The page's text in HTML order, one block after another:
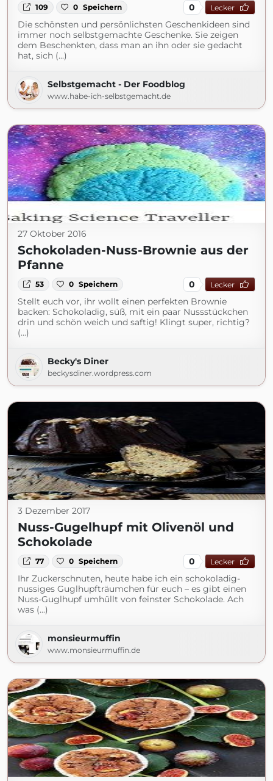
109 0 Speichern 0 Lecker
Die schönsten und persönlichsten Geschenkideen sind
immer noch selbstgemachte Geschenke. Sie zeigen
dem Beschenkten, dass man an ihn oder sie gedacht
hat, sich (...)
Selbstgemacht - Der Foodblog
www.habe-ich-selbstgemacht.de
27 Oktober 2016
Schokoladen-Nuss-Brownie aus der
Pfanne
53 0 Speichern 0 Lecker
Stellt euch vor, ihr wollt einen perfekten Brownie
backen: Schokoladig, süß, mit ein paar Nussstückchen
drin und schön weich und saftig! Klingt super, richtig?
(...)
Becky's Diner
beckysdiner.wordpress.com
3 Dezember 2017
Nuss-Gugelhupf mit Olivenöl und
Schokolade
77 0 Speichern 0 Lecker
Ihr Zuckerschnuten, heute habe ich ein schokoladig-
nussiges Guglhupfträumchen für euch – es gibt einen
Nuss-Guglhupf umhüllt von feinster Schokolade. Ach
was (...)
monsieurmuffin
www.monsieurmuffin.de